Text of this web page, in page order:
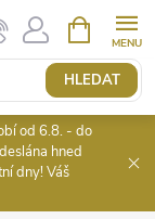
HLEDAT
NÁKUPNÍ
KOŠÍK
od 6.8. - do
hned
dny! Váš